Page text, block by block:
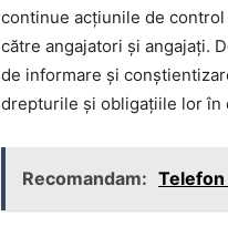
continue acțiunile de
către angajatori și angajați.
de informare și
drepturile și obligațiile lor în
Recomandam: